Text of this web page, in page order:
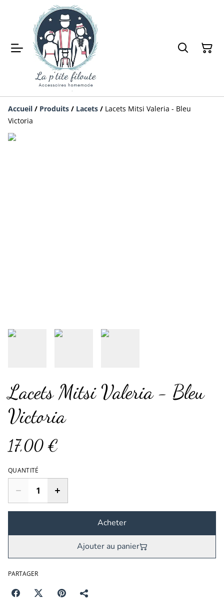
Accueil / Produits / Lacets / Lacets Mitsi Valeria - Bleu
Victoria
Lacets Mitsi Valeria - Bleu
Victoria
17,00 €
QUANTITÉ
Acheter
Ajouter au panier
PARTAGER